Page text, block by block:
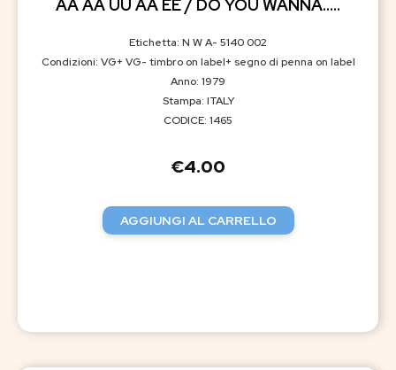
AA AA UU AA EE / DO YOU WANNA…..
Etichetta: N W A- 5140 002
Condizioni: VG+ VG- timbro on label+ segno di penna on label
Anno: 1979
Stampa: ITALY
CODICE: 1465
€4.00
AGGIUNGI AL CARRELLO